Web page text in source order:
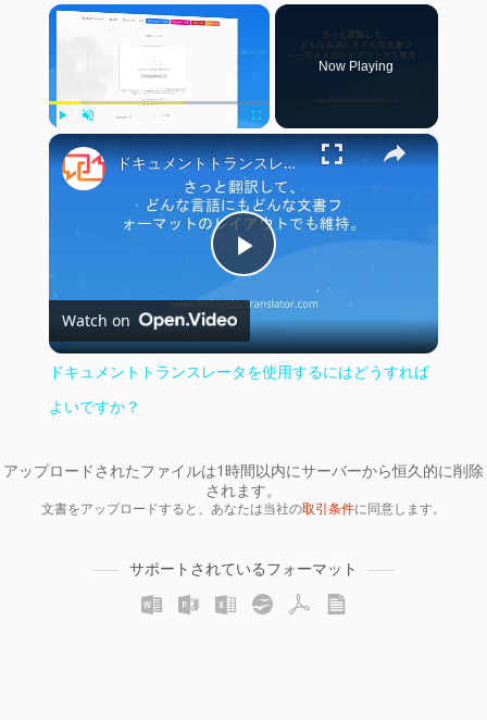
×
Play Unmute Fullscreen
Now Playing
×
Play
Video
ドキュメントトランスレータを使用するにはどうすればよいですか？
Watch on
ドキュメントトランスレータを使用するにはどうすれば
よいですか？
アップロードされたファイルは1時間以内にサーバーから恒久的に削除
されます。
文書をアップロードすると、あなたは当社の取引条件に同意します。
サポートされているフォーマット